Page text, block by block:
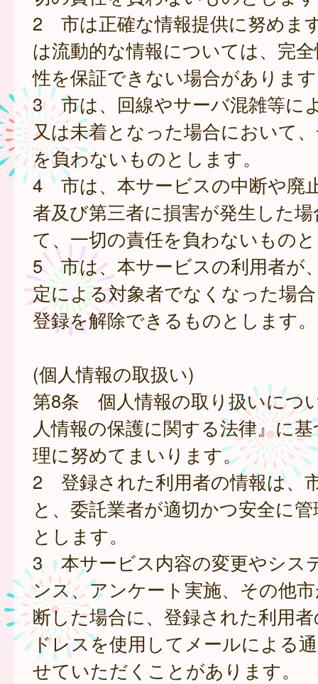
2 市は正確な情報提供に努めま
は流動的な情報については、完
性を保証できない場合がありま
3 市は、回線やサーバ混雑等に
又は未着となった場合において
を負わないものとします。
4 市は、本サービスの中断や廃
者及び第三者に損害が発生した
て、一切の責任を負わないもの
5 市は、本サービスの利用者が
定による対象者でなくなった場
登録を解除できるものとします。
(個人情報の取扱い)
第8条 個人情報の取り扱いにつ
人情報の保護に関する法律』に
理に努めてまいります。
2 登録された利用者の情報は、
と、委託業者が適切かつ安全に
とします。
3 本サービス内容の変更やシス
ンス、アンケート実施、その他
断した場合に、登録された利用
ドレスを使用してメールによる
せていただくことがあります。